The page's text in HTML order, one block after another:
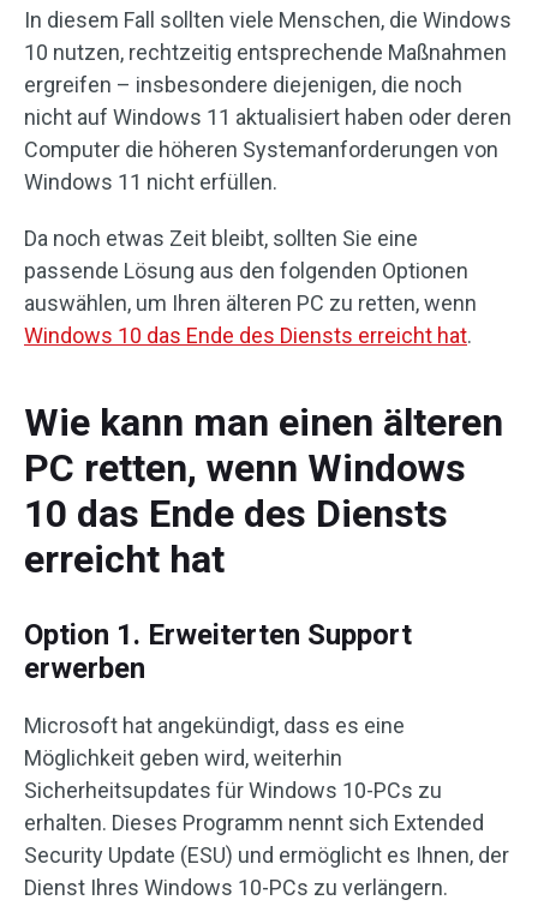
In diesem Fall sollten viele Menschen, die Windows
10 nutzen, rechtzeitig entsprechende Maßnahmen
ergreifen – insbesondere diejenigen, die noch
nicht auf Windows 11 aktualisiert haben oder deren
Computer die höheren Systemanforderungen von
Windows 11 nicht erfüllen.
Da noch etwas Zeit bleibt, sollten Sie eine
passende Lösung aus den folgenden Optionen
auswählen, um Ihren älteren PC zu retten, wenn
Windows 10 das Ende des Diensts erreicht hat.
Wie kann man einen älteren
PC retten, wenn Windows
10 das Ende des Diensts
erreicht hat
Option 1. Erweiterten Support
erwerben
Microsoft hat angekündigt, dass es eine
Möglichkeit geben wird, weiterhin
Sicherheitsupdates für Windows 10-PCs zu
erhalten. Dieses Programm nennt sich Extended
Security Update (ESU) und ermöglicht es Ihnen, der
Dienst Ihres Windows 10-PCs zu verlängern.